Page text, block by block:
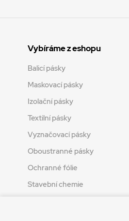
Vybíráme z eshopu
Balicí pásky
Maskovací pásky
Izolační pásky
Textilní pásky
Vyznačovací pásky
Oboustranné pásky
Ochranné fólie
Stavební chemie